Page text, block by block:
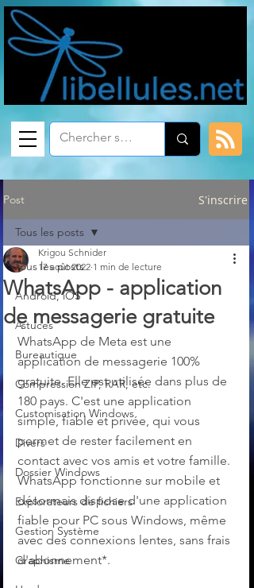
Post S'inscrire
Tous les posts
Android, iOS
Astuces
Bureautique
Compression ZIP, RAR, etc.
Customisation Windows
Divers
Dossier Windows
Explorateurs de fichiers
Gestion Système
Graphisme
Tous les posts
WhatsApp - application
de messagerie gratuite
Krigou Schnider
17 août 2022 1 min de lecture
WhatsApp de Meta est une
application de messagerie 100%
gratuite. Elle est utilisée dans plus de
180 pays. C'est une application
simple, fiable et privée, qui vous
permet de rester facilement en
contact avec vos amis et votre famille.
WhatsApp fonctionne sur mobile et
désormais dispose d'une application
fiable pour PC sous Windows, même
avec des connexions lentes, sans frais
d'abonnement*.